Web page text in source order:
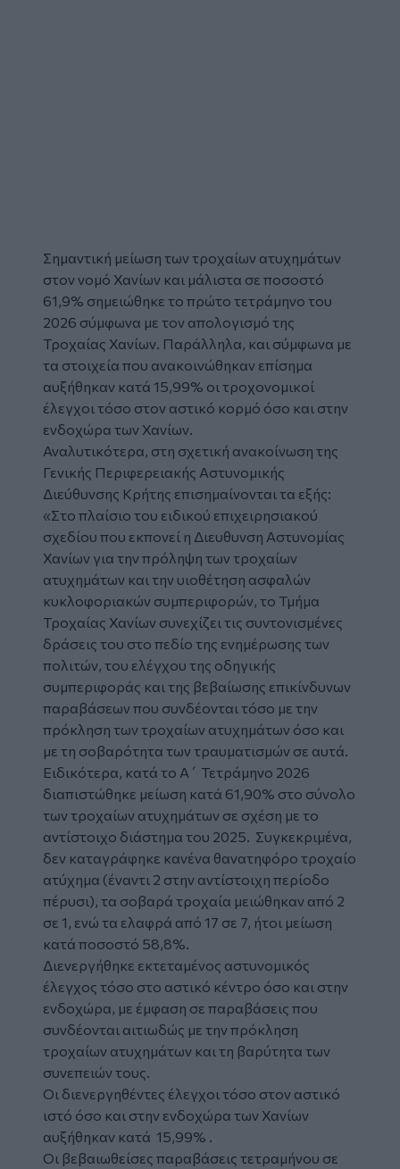
Σημαντική μείωση των τροχαίων ατυχημάτων
στον νομό Χανίων και μάλιστα σε ποσοστό
61,9% σημειώθηκε το πρώτο τετράμηνο του
2026 σύμφωνα με τον απολογισμό της
Τροχαίας Χανίων. Παράλληλα, και σύμφωνα με
τα στοιχεία που ανακοινώθηκαν επίσημα
αυξήθηκαν κατά 15,99% οι τροχονομικοί
έλεγχοι τόσο στον αστικό κορμό όσο και στην
ενδοχώρα των Χανίων.
Αναλυτικότερα, στη σχετική ανακοίνωση της
Γενικής Περιφερειακής Αστυνομικής
Διεύθυνσης Κρήτης επισημαίνονται τα εξής:
«Στο πλαίσιο του ειδικού επιχειρησιακού
σχεδίου που εκπονεί η Διευθυνση Αστυνομίας
Χανίων για την πρόληψη των τροχαίων
ατυχημάτων και την υιοθέτηση ασφαλών
κυκλοφοριακών συμπεριφορών, το Τμήμα
Τροχαίας Χανίων συνεχίζει τις συντονισμένες
δράσεις του στο πεδίο της ενημέρωσης των
πολιτών, του ελέγχου της οδηγικής
συμπεριφοράς και της βεβαίωσης επικίνδυνων
παραβάσεων που συνδέονται τόσο με την
πρόκληση των τροχαίων ατυχημάτων όσο και
με τη σοβαρότητα των τραυματισμών σε αυτά.
Ειδικότερα, κατά το Α΄ Τετράμηνο 2026
διαπιστώθηκε μείωση κατά 61,90% στο σύνολο
των τροχαίων ατυχημάτων σε σχέση με το
αντίστοιχο διάστημα του 2025. Συγκεκριμένα,
δεν καταγράφηκε κανένα θανατηφόρο τροχαίο
ατύχημα (έναντι 2 στην αντίστοιχη περίοδο
πέρυσι), τα σοβαρά τροχαία μειώθηκαν από 2
σε 1, ενώ τα ελαφρά από 17 σε 7, ήτοι μείωση
κατά ποσοστό 58,8%.
Διενεργήθηκε εκτεταμένος αστυνομικός
έλεγχος τόσο στο αστικό κέντρο όσο και στην
ενδοχώρα, με έμφαση σε παραβάσεις που
συνδέονται αιτιωδώς με την πρόκληση
τροχαίων ατυχημάτων και τη βαρύτητα των
συνεπειών τους.
Οι διενεργηθέντες έλεγχοι τόσο στον αστικό
ιστό όσο και στην ενδοχώρα των Χανίων
αυξήθηκαν κατά 15,99% .
Οι βεβαιωθείσες παραβάσεις τετραμήνου σε